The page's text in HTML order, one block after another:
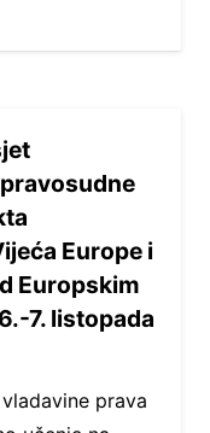
Europe i
Europskim
7. listopada
prava